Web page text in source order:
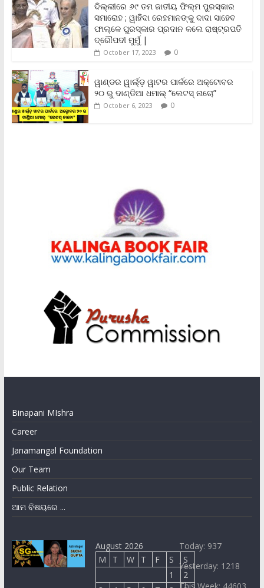
d
l
y
ଦିଲ୍ଲୀରେ ୬୯ ତମ ଜାତୀୟ ଫିଲ୍ମ ପୁରସ୍କାର
ସମାରୋହ ; ୱାହିଦା ରେହମାନଙ୍କୁ ଦାଦା ସାହେବ
ଫାଲ୍‌କେ ପୁରସ୍କାର ପ୍ରଦାନ କଲେ ରାଷ୍ଟ୍ରପତି
ଦ୍ରୌପଦୀ ମୁର୍ମୁ |
October 17, 2023 0
ୱାଣ୍ଡର ୱାର୍ଲ୍‌ଡ଼ ୱାଟର ପାର୍କରେ ଅକ୍ଟୋବର
୨୦ ରୁ ଦାଣ୍ଡିଆ ଧମାଲ୍ “ଲେଟସ୍ ନାଚୋ”
October 6, 2023 0
Binapani MIshra
Career
Janamangal Foundation
Our Team
Public Relation
ଆମ ବିଷୟରେ ...
August 2026
M
T W T F S
S
1
2
Today: 937
Yesterday: 1218